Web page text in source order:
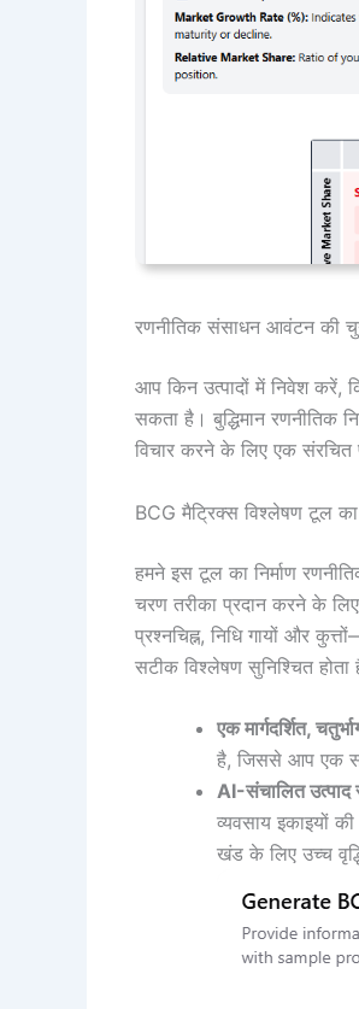
रणनीतिक संसाधन आवंटन की
आप किन उत्पादों में निवेश करें,
सकता है। बुद्धिमान रणनीतिक
विचार करने के लिए एक संरचित
BCG मैट्रिक्स विश्लेषण टूल का
हमने इस टूल का निर्माण
चरण तरीका प्रदान करने के
प्रश्नचिह्न, निधि गायों और
सटीक विश्लेषण सुनिश्चित होता
एक मार्गदर्शित,
है, जिससे आप एक
AI-संचालित उत्पाद
व्यवसाय इकाइयों
खंड के लिए उच्च